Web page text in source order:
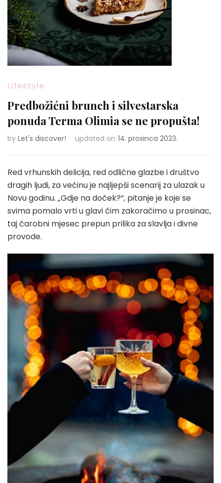
Lifestyle
Predbožićni brunch i silvestarska
ponuda Terma Olimia se ne propušta!
by Let's discover! updated on 14. prosinca 2023.
Red vrhunskih delicija, red odlične glazbe i društvo
dragih ljudi, za većinu je najljepši scenarij za ulazak u
Novu godinu. „Gdje na doček?“, pitanje je koje se
svima pomalo vrti u glavi čim zakoračimo u prosinac,
taj čarobni mjesec prepun prilika za slavlja i divne
provode.